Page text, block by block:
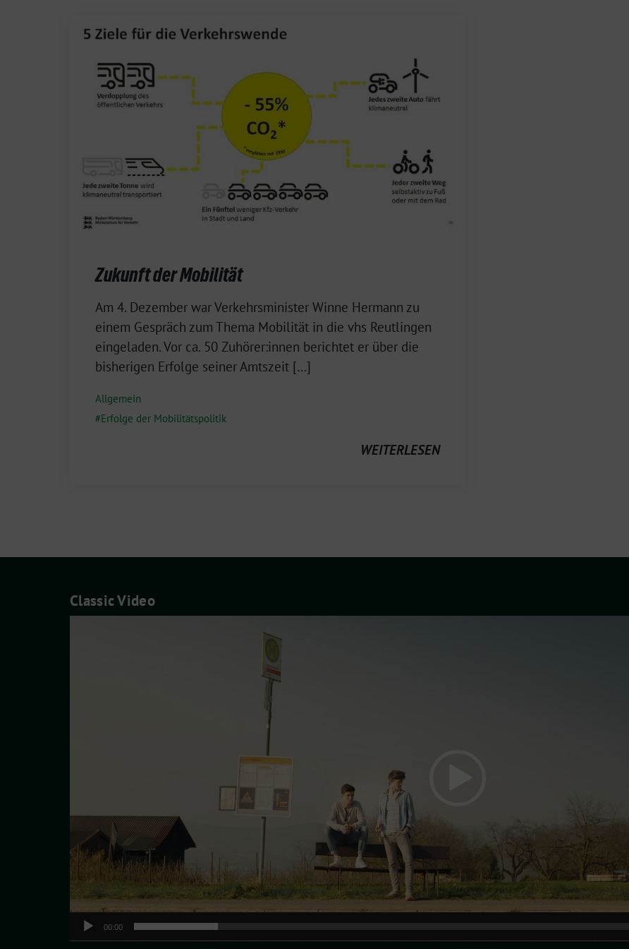
Zukunft der Mobilität
5.
Dezember
2024
Am 4. Dezember war Verkehrsminister Winne Hermann zu
einem Gespräch zum Thema Mobilität in die vhs Reutlingen
eingeladen. Vor ca. 50 Zuhörer:innen berichtet er über die
bisherigen Erfolge seiner Amtszeit […]
Allgemein
Erfolge der Mobilitätspolitik
WEITERLESEN
Classic Video
00:00